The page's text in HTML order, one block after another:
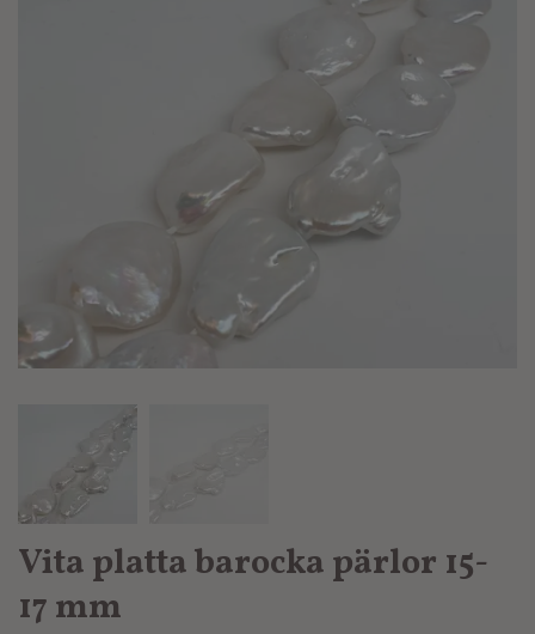
Vita platta barocka pärlor 15-
17 mm